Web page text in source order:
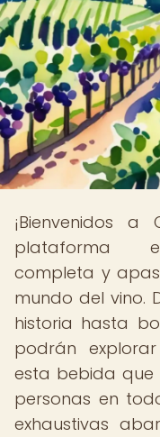
¡Bienvenidos a
plataforma
completa y
mundo del vino.
historia hasta
podrán
esta bebida que
personas en
exhaustivas